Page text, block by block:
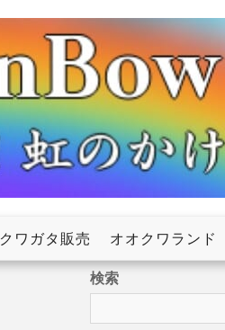
クワガタ販売 オオクワランド
検索